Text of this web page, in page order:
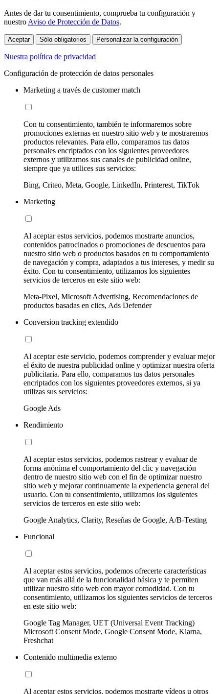
Antes de dar tu consentimiento, comprueba tu configuración y
nuestro Aviso de Protección de Datos.
Aceptar Sólo obligatorios Personalizar la configuración
Nuestra política de privacidad
Configuración de protección de datos personales
Marketing a través de customer match
Con tu consentimiento, también te informaremos sobre
promociones externas en nuestro sitio web y te mostraremos
productos relevantes. Para ello, comparamos tus datos
personales encriptados con los siguientes proveedores
externos y utilizamos sus canales de publicidad online,
siempre que ya utilices sus servicios:
Bing, Criteo, Meta, Google, LinkedIn, Printerest, TikTok
Marketing
Al aceptar estos servicios, podemos mostrarte anuncios,
contenidos patrocinados o promociones de descuentos para
nuestro sitio web o productos basados en tu comportamiento
de navegación y compra, adaptados a tus intereses, y medir su
éxito. Con tu consentimiento, utilizamos los siguientes
servicios de terceros en este sitio web:
Meta-Pixel, Microsoft Advertising, Recomendaciones de
productos basadas en clics, Ads Defender
Conversion tracking extendido
Al aceptar este servicio, podemos comprender y evaluar mejor
el éxito de nuestra publicidad online y optimizar nuestra oferta
publicitaria. Para ello, comparamos tus datos personales
encriptados con los siguientes proveedores externos, si ya
utilizas sus servicios:
Google Ads
Rendimiento
Al aceptar estos servicios, podemos rastrear y evaluar de
forma anónima el comportamiento del clic y navegación
dentro de nuestro sitio web con el fin de optimizar nuestro
sitio web y mejorar continuamente la experiencia general del
usuario. Con tu consentimiento, utilizamos los siguientes
servicios de terceros en este sitio web:
Google Analytics, Clarity, Reseñas de Google, A/B-Testing
Funcional
Al aceptar estos servicios, podemos ofrecerte características
que van más allá de la funcionalidad básica y te permiten
utilizar nuestro sitio web con mayor comodidad. Con tu
consentimiento, utilizamos los siguientes servicios de terceros
en este sitio web:
Google Tag Manager, UET (Universal Event Tracking)
Microsoft Consent Mode, Google Consent Mode, Klarna,
Freshchat
Contenido multimedia externo
Al aceptar estos servicios, podemos mostrarte vídeos u otros